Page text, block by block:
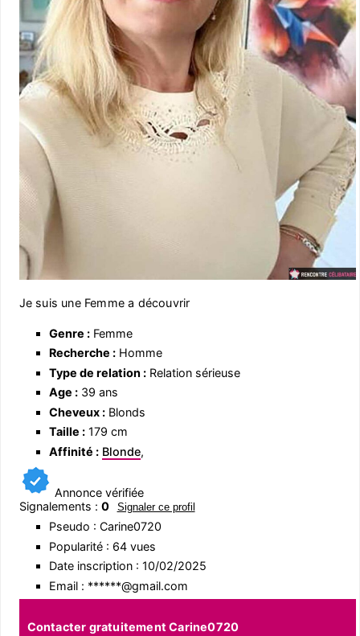
Je suis une Femme a découvrir
Genre :Femme
Recherche :Homme
Type de relation :Relation sérieuse
Age :39 ans
Cheveux :Blonds
Taille :179 cm
Affinité : Blonde,
Annonce vérifiée
Signalements : 0 Signaler ce profil
Pseudo : Carine0720
Popularité : 64 vues
Date inscription : 10/02/2025
Email : ******@gmail.com
Contacter gratuitement Carine0720